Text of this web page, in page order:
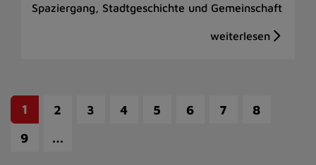
Spaziergang, Stadtgeschichte und Gemeinschaft
1 2 3 4 5 6 7
8
9
…